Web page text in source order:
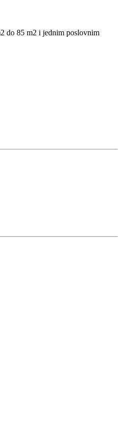
do 85 m2 i jednim poslovnim